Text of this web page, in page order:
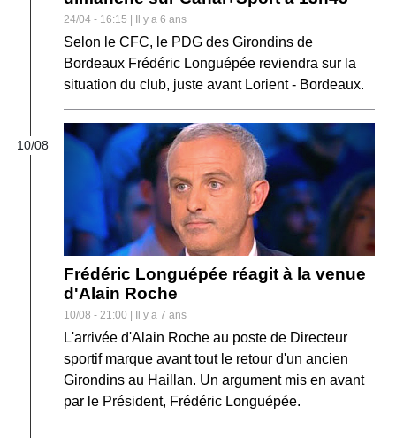
24/04 - 16:15 | Il y a 6 ans
Selon le CFC, le PDG des Girondins de
Bordeaux Frédéric Longuépée reviendra sur la
situation du club, juste avant Lorient - Bordeaux.
10/08
Frédéric Longuépée réagit à la venue
d'Alain Roche
10/08 - 21:00 | Il y a 7 ans
L'arrivée d'Alain Roche au poste de Directeur
sportif marque avant tout le retour d'un ancien
Girondins au Haillan. Un argument mis en avant
par le Président, Frédéric Longuépée.